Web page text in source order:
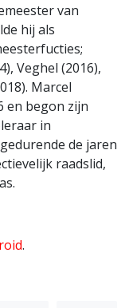
van
hij als
Veghel (2016),
Marcel
en begon zijn
in
de jaren
raadslid,
.